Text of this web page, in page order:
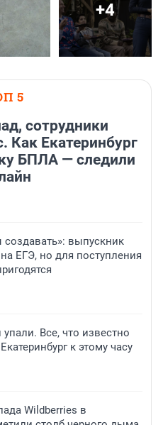
+4
5
сотрудники
Как Екатеринбург
БПЛА — следили
создавать»: выпускник
ЕГЭ, но для поступления
Все, что известно
к этому часу
Wildberries в